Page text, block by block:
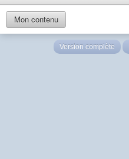
Mon contenu
Version complète